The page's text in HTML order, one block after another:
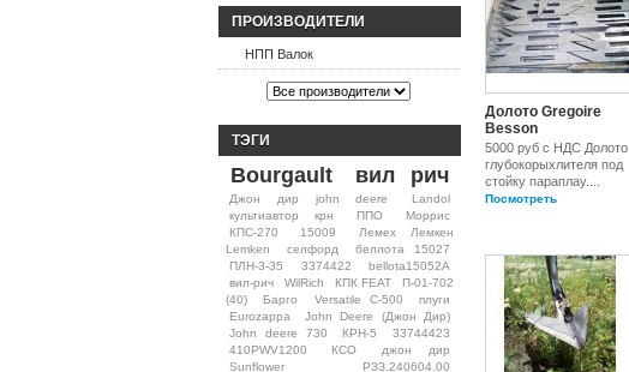
ПРОИЗВОДИТЕЛИ
НПП Валок
ТЭГИ
Bourgault вил рич
Джон дир john deere
Landol
культиавтор крн
ППО
Моррис
КПС-270
15009
Лемех Лемкен
Lemken
селфорд
беллота 15027
ПЛН-3-35
3374422
bellota15052A
вил-рич
WilRich КПК FEAT
П-01-702
(40)
Барго Versatile С-500
плуги
Eurozappa
John Deere (Джон Дир)
John deere 730
КРН-5
33744423
410PWV1200
КСО
джон дир
Sunflower
РЗЗ.240604.00
Долото Gregoire
Besson
5000 руб с НДС Долото
глубокорыхлителя под
стойку параплау....
Посмотреть